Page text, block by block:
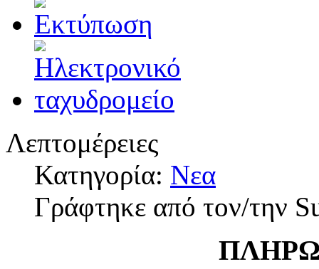
Λεπτομέρειες
Κατηγορία: Νεα
Γράφτηκε από τον/την